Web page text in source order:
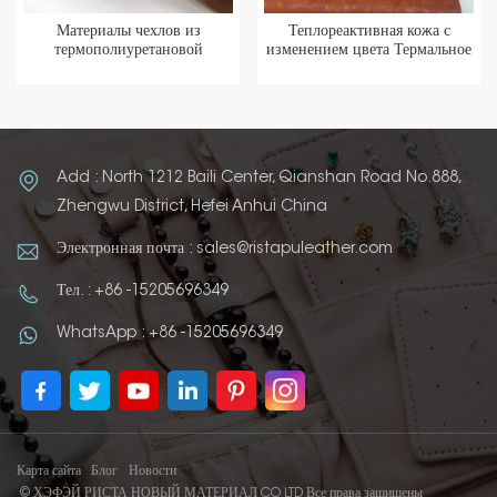
Материалы чехлов из
термополиуретановой
Теплореактивная кожа с
изменением цвета Термальное
Add : North 1212 Baili Center, Qianshan Road No.888,
Zhengwu District, Hefei Anhui China
Электронная почта : sales@ristapuleather.com
Тел. : +86 -15205696349
WhatsApp : +86 -15205696349
Карта сайта Блог
Новости
© ХЭФЭЙ РИСТА НОВЫЙ МАТЕРИАЛ CO LTD Все права защищены